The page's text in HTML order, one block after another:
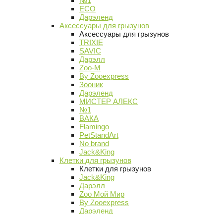
ECO
Дарэленд
Аксессуары для грызунов
Аксессуары для грызунов
TRIXIE
SAVIC
Дарэлл
Zoo-M
By Zooexpress
Зооник
Дарэленд
МИСТЕР АЛЕКС
№1
ВАКА
Flamingo
PetStandArt
No brand
Jack&King
Клетки для грызунов
Клетки для грызунов
Jack&King
Дарэлл
Zoo Мой Мир
By Zooexpress
Дарэленд